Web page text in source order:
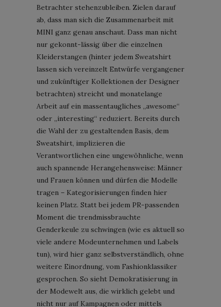
Betrachter stehenzubleiben. Zielen darauf
ab, dass man sich die Zusammenarbeit mit
MINI ganz genau anschaut. Dass man nicht
nur gekonnt-lässig über die einzelnen
Kleiderstangen (hinter jedem Sweatshirt
lassen sich vereinzelt Entwürfe vergangener
und zukünftiger Kollektionen der Designer
betrachten) streicht und monatelange
Arbeit auf ein massentaugliches „awesome“
oder „interesting“ reduziert. Bereits durch
die Wahl der zu gestaltenden Basis, dem
Sweatshirt, implizieren die
Verantwortlichen eine ungewöhnliche, wenn
auch spannende Herangehensweise: Männer
und Frauen können und dürfen die Modelle
tragen – Kategorisierungen finden hier
keinen Platz. Statt bei jedem PR-passenden
Moment die trendmissbrauchte
Genderkeule zu schwingen (wie es aktuell so
viele andere Modeunternehmen und Labels
tun), wird hier ganz selbstverständlich, ohne
weitere Einordnung, vom Fashionklassiker
gesprochen. So sieht Demokratisierung in
der Modewelt aus, die wirklich gelebt und
nicht nur auf Kampagnen oder mittels